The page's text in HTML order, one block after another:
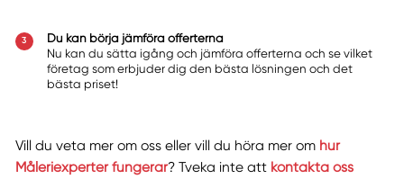
Du kan börja jämföra offerterna
Nu kan du sätta igång och jämföra offerterna och se vilket
företag som erbjuder dig den bästa lösningen och det
bästa priset!
Vill du veta mer om oss eller vill du höra mer om hur
Måleriexperter fungerar? Tveka inte attkontakta oss